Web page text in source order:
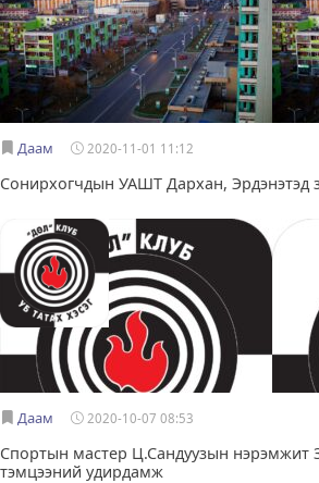
Даам 2020-11-01 11:12
Сонирхогчдын УАШТ Дархан, Эрдэнэтэд
Даам 2020-10-07 08:53
Спортын мастер Ц.Сандуузын нэрэмжит
тэмцээний удирдамж